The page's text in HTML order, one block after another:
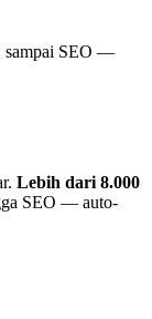
sampai SEO —
Lebih dari 8.000
SEO — auto-